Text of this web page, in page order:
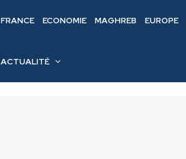
FRANCE ECONOMIE MAGHREB EUROPE
ACTUALITÉ